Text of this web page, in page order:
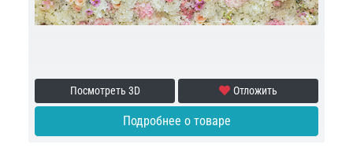
Посмотреть 3D Отложить
Подробнее о товаре